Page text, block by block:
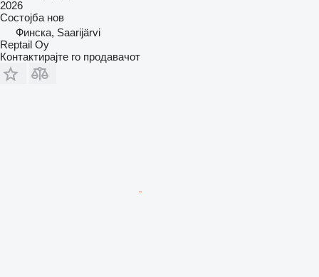
2026
Состојба нов
Финска, Saarijärvi
Reptail Oy
Контактирајте го продавачот